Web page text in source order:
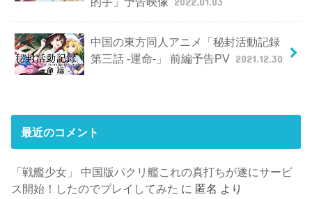
中国の東方同人アニメ「秘封活動記録
第三話 -運命-」 前編予告PV 2021.12.30
最近のコメント
「戦艦少女」 中国版パクリ艦これの真打ちが遂にサービ
ス開始！したのでプレイしてみた に 匿名 より